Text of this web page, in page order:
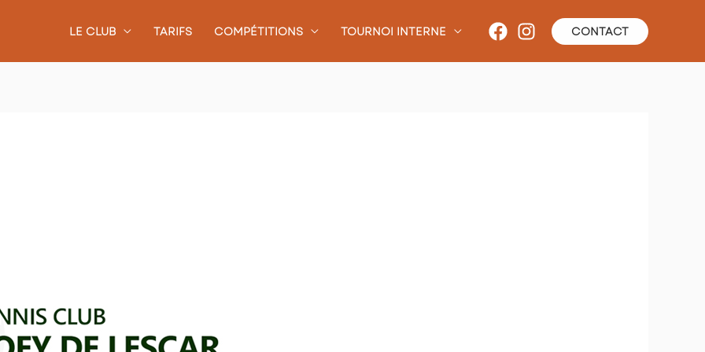
LE CLUB TARIFS COMPÉTITIONS TOURNOI INTERNE CONTACT